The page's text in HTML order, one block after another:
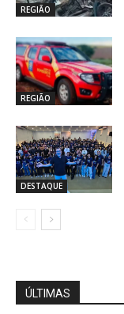
REGIÃO
REGIÃO
DESTAQUE
ÚLTIMAS